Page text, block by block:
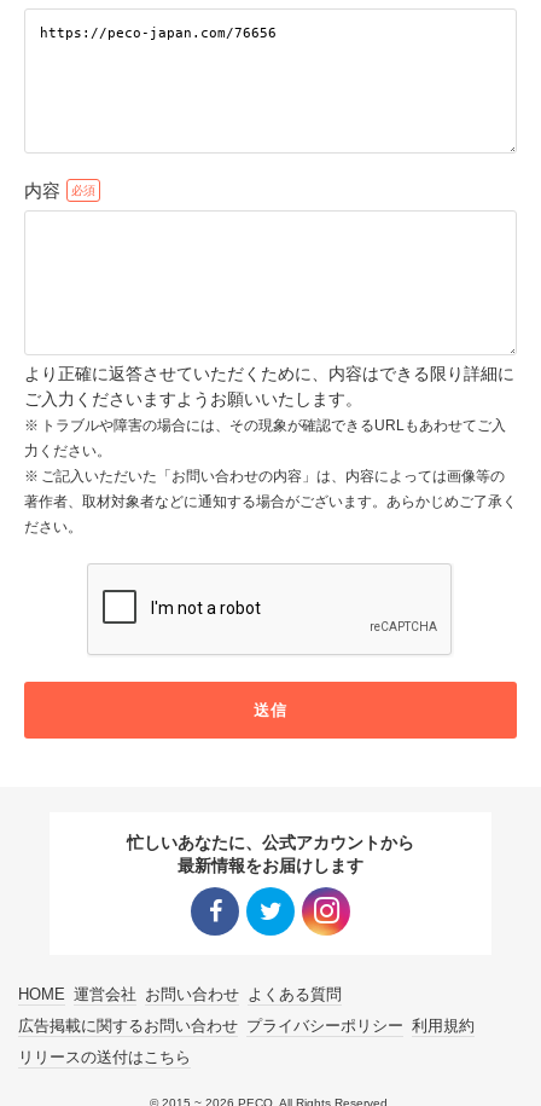
内容
より正確に返答させていただくために、内容はできる限り詳細に
ご入力くださいますようお願いいたします。
トラブルや障害の場合には、その現象が確認できるURLもあわせてご入
力ください。
ご記入いただいた「お問い合わせの内容」は、内容によっては画像等の
著作者、取材対象者などに通知する場合がございます。あらかじめご了承く
ださい。
送信
忙しいあなたに、公式アカウントから
最新情報をお届けします
HOME 運営会社 お問い合わせ よくある質問
広告掲載に関するお問い合わせ プライバシーポリシー 利用規約
リリースの送付はこちら
© 2015 ~ 2026 PECO. All Rights Reserved.